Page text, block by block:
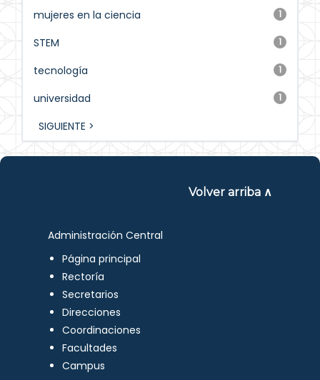
1
mujeres en la ciencia
1
STEM
1
tecnología
1
universidad
SIGUIENTE >
Volver arriba ∧
Administración Central
Página principal
Rectoría
Secretarios
Direcciones
Coordinaciones
Facultades
Campus